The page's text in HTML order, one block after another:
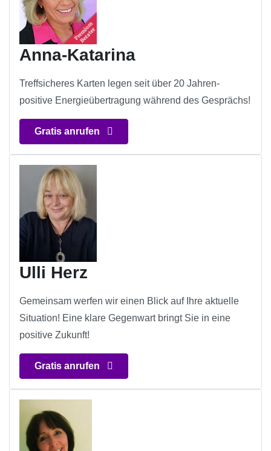
Anna-Katarina
Treffsicheres Karten legen seit über 20 Jahren-
positive Energieübertragung während des Gesprächs!
Gratis anrufen
Ulli Herz
Gemeinsam werfen wir einen Blick auf Ihre aktuelle
Situation! Eine klare Gegenwart bringt Sie in eine
positive Zukunft!
Gratis anrufen